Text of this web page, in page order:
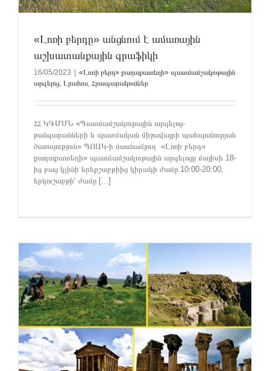
«Լոռի բերդը» անցնում է ամառային
աշխատանքային գրաֆիկի
16/05/2023
«Լոռի բերդ» քաղաքատեղի» պատմամշակութային
արգելոց, Լրահոս, Հրապարակումներ
ՀՀ ԿԳՄՍՆ «Պատմամշակութային արգելոց-
թանգարանների և պատմական միջավայրի պահպանության
ծառայություն» ՊՈԱԿ-ի մասնաճյուղ «Լոռի բերդ»
քաղաքատեղի» պատմամշակութային արգելոցը մայիսի 18-
ից բաց կլինի երեքշաբթիից կիրակի ժամը 10։00-20։00,
երկուշաբթի՝ ժամը [...]